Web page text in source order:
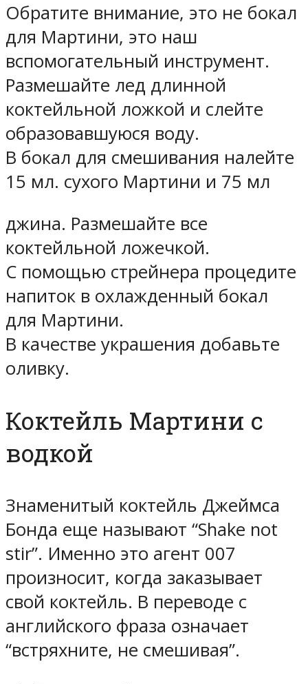
Обратите внимание, это не бокал
для Мартини, это наш
вспомогательный инструмент.
Размешайте лед длинной
коктейльной ложкой и слейте
образовавшуюся воду.
В бокал для смешивания налейте
15 мл. сухого Мартини и 75 мл
джина. Размешайте все
коктейльной ложечкой.
С помощью стрейнера процедите
напиток в охлажденный бокал
для Мартини.
В качестве украшения добавьте
оливку.
Коктейль Мартини с
водкой
Знаменитый коктейль Джеймса
Бонда еще называют “Shake not
stir”. Именно это агент 007
произносит, когда заказывает
свой коктейль. В переводе с
английского фраза означает
“встряхните, не смешивая”.